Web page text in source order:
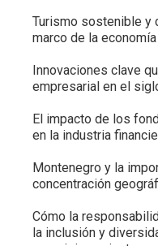
Turismo sostenible y
marco de la
Innovaciones clave
empresarial en el
El impacto de los
en la industria
Montenegro y la
concentración
Cómo la
la inclusión y